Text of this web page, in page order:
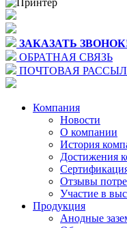
ЗАКАЗАТЬ
ОБРАТНАЯ СВЯЗЬ
ПОЧТОВАЯ
Компания
Новости
О компании
История
Достижения
Отзывы
Участие в
Продукция
Анодные